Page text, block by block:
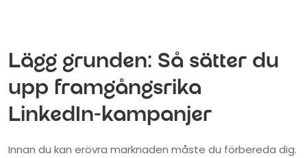
Lägg grunden: Så sätter du
upp framgångsrika
LinkedIn-kampanjer
Innan du kan erövra marknaden måste du förbereda dig.